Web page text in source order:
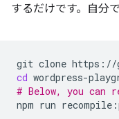
するだけです。自分
git clone
cd wordpress-
# Below, you can
npm run